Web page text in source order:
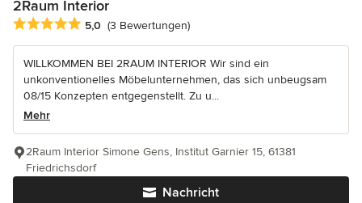
2Raum Interior
Durchschnittliche Bewertung: 5 von 5 Sternen
5,0 (3 Bewertungen)
WILLKOMMEN BEI 2RAUM INTERIOR Wir sind ein
unkonventionelles Möbelunternehmen, das sich unbeugsam
08/15 Konzepten entgegenstellt. Zu u...
Mehr
Nachricht
2Raum Interior Simone Gens, Institut Garnier 15, 61381
Friedrichsdorf